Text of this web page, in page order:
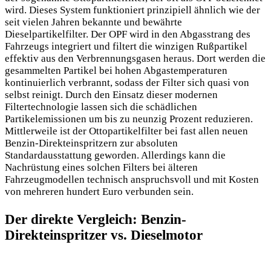
wird. Dieses System funktioniert prinzipiell ähnlich wie der
seit vielen Jahren bekannte und bewährte
Dieselpartikelfilter. Der OPF wird in den Abgasstrang des
Fahrzeugs integriert und filtert die winzigen Rußpartikel
effektiv aus den Verbrennungsgasen heraus. Dort werden die
gesammelten Partikel bei hohen Abgastemperaturen
kontinuierlich verbrannt, sodass der Filter sich quasi von
selbst reinigt. Durch den Einsatz dieser modernen
Filtertechnologie lassen sich die schädlichen
Partikelemissionen um bis zu neunzig Prozent reduzieren.
Mittlerweile ist der Ottopartikelfilter bei fast allen neuen
Benzin-Direkteinspritzern zur absoluten
Standardausstattung geworden. Allerdings kann die
Nachrüstung eines solchen Filters bei älteren
Fahrzeugmodellen technisch anspruchsvoll und mit Kosten
von mehreren hundert Euro verbunden sein.
Der direkte Vergleich: Benzin-
Direkteinspritzer vs. Dieselmotor